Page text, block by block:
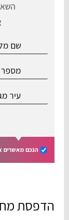
הנכם מאשרים
הדפסת